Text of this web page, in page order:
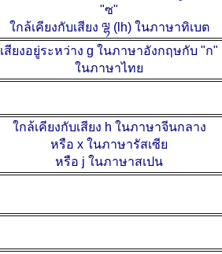
"ซ"
ใกล้เคียงกับเสียง ལྷ (lh) ในภาษาทิเบต
เสียงอยู่ระหว่าง g ในภาษาอังกฤษกับ "ก"
ในภาษาไทย
ใกล้เคียงกับเสียง h ในภาษาจีนกลาง
หรือ х ในภาษารัสเซีย
หรือ j ในภาษาสเปน